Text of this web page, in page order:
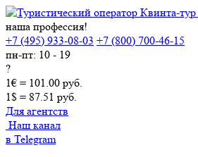
наша профессия!
+7 (495) 933-08-03 +7 (800) 700-46-15
пн-пт: 10 - 19
?
1€ = 101.00 руб.
1$ = 87.51 руб.
Для агентств
Наш канал
в Telegram